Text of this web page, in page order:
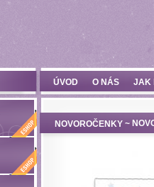
NOVOROČENKY ~
ÚVOD O NÁS JAK